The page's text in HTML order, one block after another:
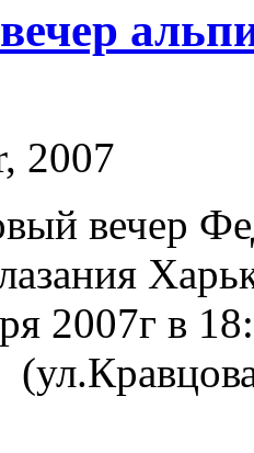
2007
вечер
2007г в